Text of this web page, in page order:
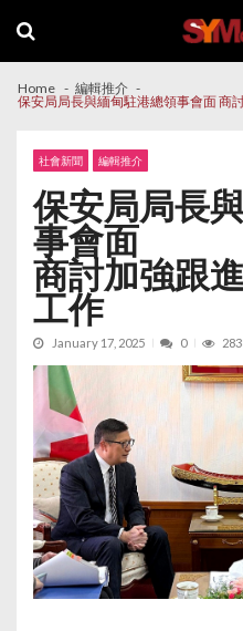
navigation
content
Home
編輯推介
保安局局長與緬甸駐港總領事會面 商
社會新聞 編輯推介
保安局局長
事會面
商討加強跟
工作
January 17, 2025 0